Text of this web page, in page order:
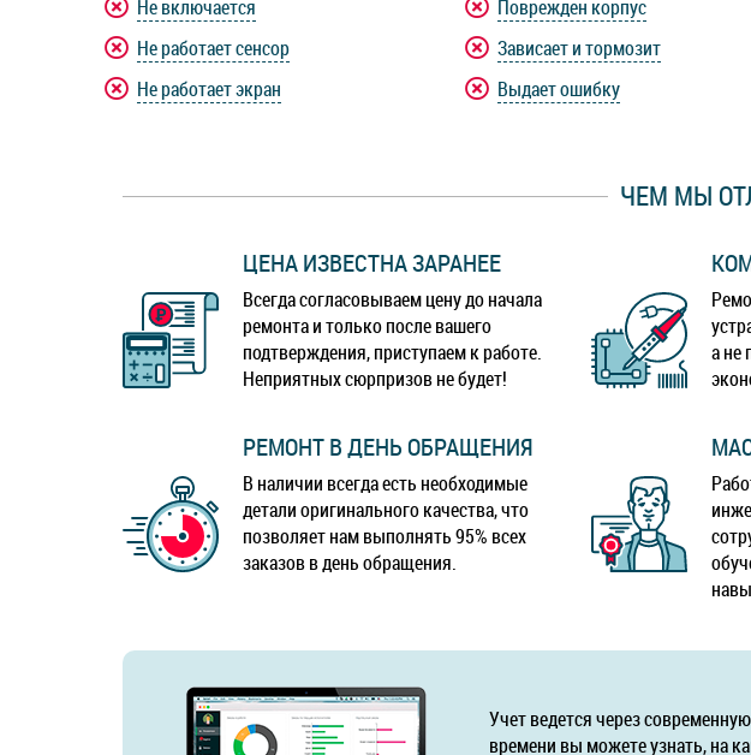
Не включается
Не работает сенсор
Не работает экран
Поврежден корпус
Зависает и тормозит
Выдает ошибку
ЧЕМ МЫ
ЦЕНА ИЗВЕСТНА ЗАРАНЕЕ
Всегда согласовываем цену до начала
ремонта и только после вашего
подтверждения, приступаем к работе.
Неприятных сюрпризов не будет!
а не
РЕМОНТ В ДЕНЬ ОБРАЩЕНИЯ
В наличии всегда есть необходимые
детали оригинального качества, что
позволяет нам выполнять 95% всех
заказов в день обращения.
Учет ведется через
времени вы можете узнать, на